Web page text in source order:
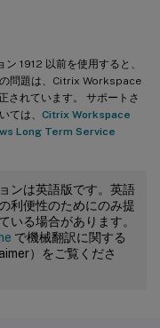
1912 以前を使用すると、
問題は、Citrix Workspace
されています。 サポートさ
ては、 Citrix Workspace
Long Term Service
ンは英語版です。英語
利便性のためにのみ提
いる場合があります。
で機械翻訳に関する
）をご覧くださ